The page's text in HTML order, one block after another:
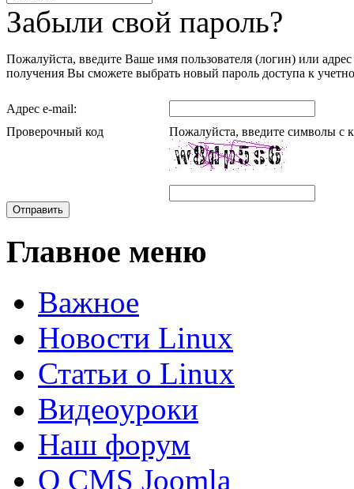
Забыли свой пароль?
Пожалуйста, введите Ваше имя пользователя (логин) или
получения Вы сможете выбрать новый пароль доступа к
Адрес e-mail:
Проверочный код
Пожалуйста, введите символы с
Отправить
Главное меню
Важное
Новости Linux
Статьи о Linux
Видеоуроки
Наш форум
О CMS Joomla